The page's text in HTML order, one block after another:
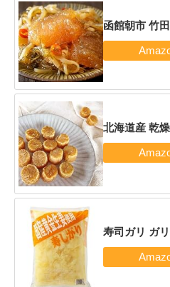
函館朝市 竹
北海道産 乾
寿司ガリ ガ